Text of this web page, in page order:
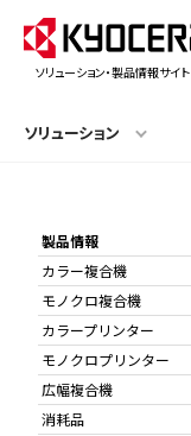
ソリューション・製品情報サイト
ソリューション
製品情報
カラー複合機
モノクロ複合機
カラープリンター
モノクロプリンター
広幅複合機
消耗品